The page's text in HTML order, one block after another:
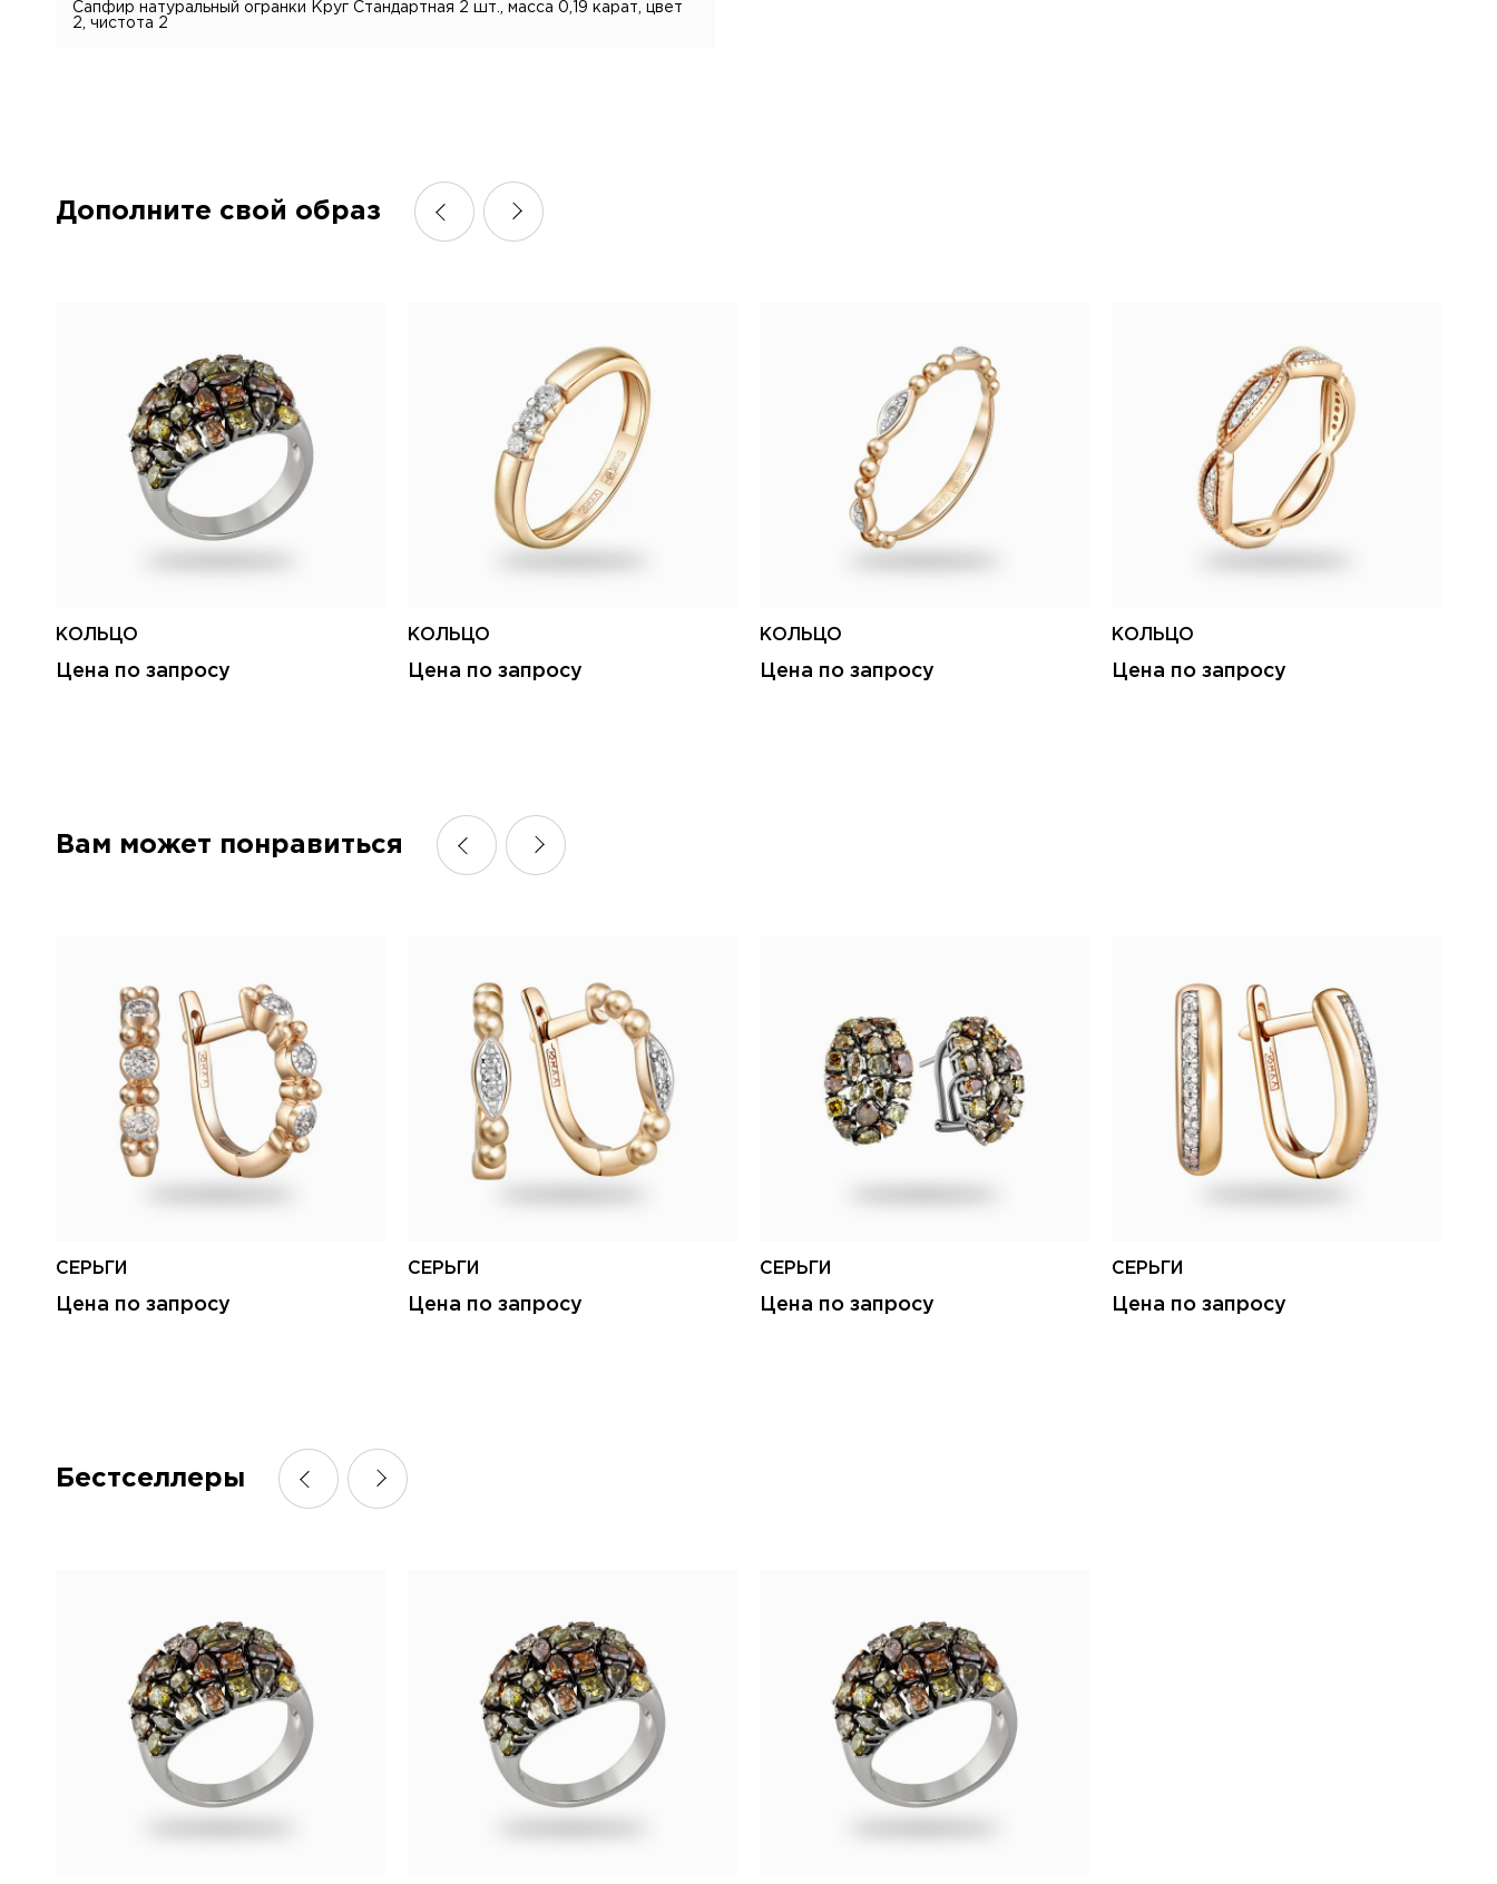
Сапфир натуральный огранки Круг Стандартная 2 шт., масса 0,19 карат, цвет
2, чистота 2
Дополните свой образ
КОЛЬЦО
Цена по запросу
КОЛЬЦО
Цена по запросу
КОЛЬЦО
Цена по запросу
КОЛЬЦО
Цена по запросу
Вам может понравиться
СЕРЬГИ
Цена по запросу
СЕРЬГИ
Цена по запросу
СЕРЬГИ
Цена по запросу
СЕРЬГИ
Цена по запросу
Бестселлеры